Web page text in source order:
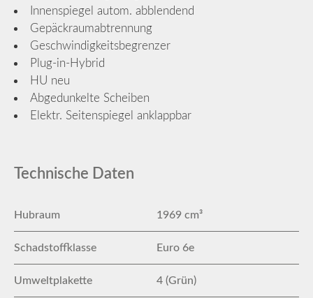
Innenspiegel autom. abblendend
Gepäckraumabtrennung
Geschwindigkeitsbegrenzer
Plug-in-Hybrid
HU neu
Abgedunkelte Scheiben
Elektr. Seitenspiegel anklappbar
Technische Daten
Hubraum 1969 cm³
Schadstoffklasse Euro 6e
Umweltplakette 4 (Grün)